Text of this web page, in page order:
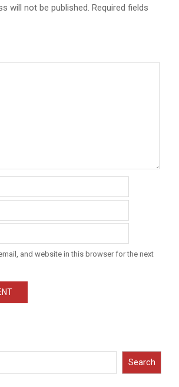
will not be published. Required fields
and website in this browser for the next
Search